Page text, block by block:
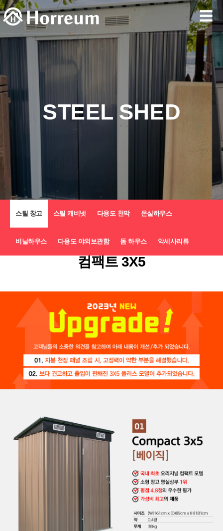
☰
STEEL SHED
스틸 창고 스틸 캐비넷 다용도 천막 온실하우스
비닐하우스 다용도 야외보관함 돔 하우스 악세사리류
컴팩트 3X5